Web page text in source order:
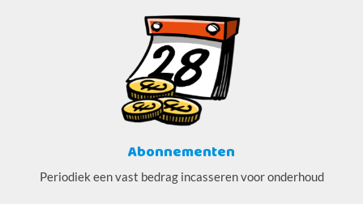
Abonnementen
Periodiek een vast bedrag incasseren voor onderhoud